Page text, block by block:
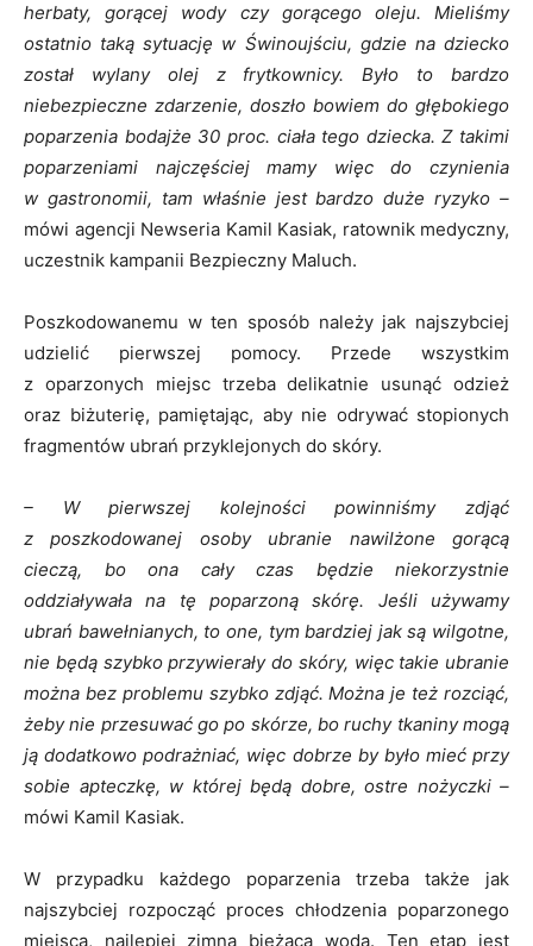
herbaty, gorącej wody czy gorącego oleju. Mieliśmy
ostatnio taką sytuację w Świnoujściu, gdzie na dziecko
został wylany olej z frytkownicy. Było to bardzo
niebezpieczne zdarzenie, doszło bowiem do głębokiego
poparzenia bodajże 30 proc. ciała tego dziecka. Z takimi
poparzeniami najczęściej mamy więc do czynienia
w gastronomii, tam właśnie jest bardzo duże ryzyko –
mówi agencji Newseria Kamil Kasiak, ratownik medyczny,
uczestnik kampanii Bezpieczny Maluch.
Poszkodowanemu w ten sposób należy jak najszybciej
udzielić pierwszej pomocy. Przede wszystkim
z oparzonych miejsc trzeba delikatnie usunąć odzież
oraz biżuterię, pamiętając, aby nie odrywać stopionych
fragmentów ubrań przyklejonych do skóry.
– W pierwszej kolejności powinniśmy zdjąć
z poszkodowanej osoby ubranie nawilżone gorącą
cieczą, bo ona cały czas będzie niekorzystnie
oddziaływała na tę poparzoną skórę. Jeśli używamy
ubrań bawełnianych, to one, tym bardziej jak są wilgotne,
nie będą szybko przywierały do skóry, więc takie ubranie
można bez problemu szybko zdjąć. Można je też rozciąć,
żeby nie przesuwać go po skórze, bo ruchy tkaniny mogą
ją dodatkowo podrażniać, więc dobrze by było mieć przy
sobie apteczkę, w której będą dobre, ostre nożyczki –
mówi Kamil Kasiak.
W przypadku każdego poparzenia trzeba także jak
najszybciej rozpocząć proces chłodzenia poparzonego
miejsca, najlepiej zimną bieżącą wodą. Ten etap jest